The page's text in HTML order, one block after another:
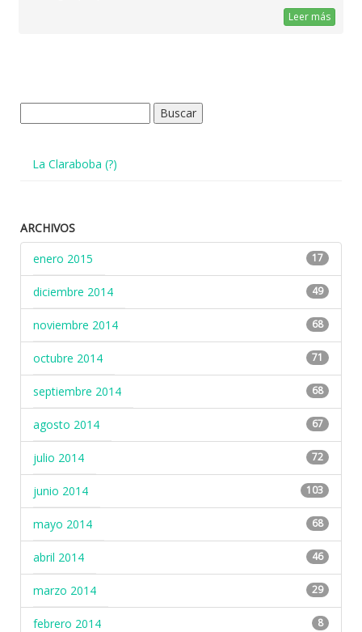
Leer más
La Claraboba (?)
ARCHIVOS
enero 2015
17
diciembre 2014 49
noviembre 2014 68
octubre 2014 71
septiembre 2014 68
agosto 2014 67
julio 2014 72
junio 2014 103
mayo 2014 68
abril 2014 46
marzo 2014 29
febrero 2014 8